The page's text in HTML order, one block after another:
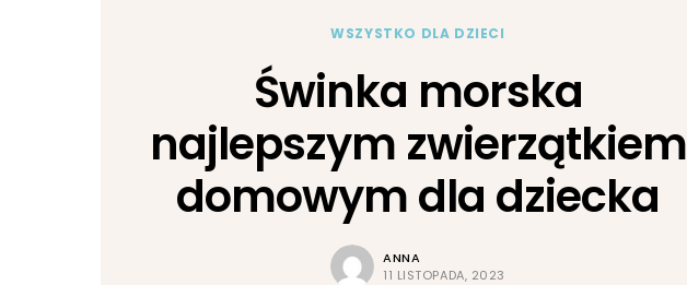
WSZYSTKO DLA DZIECI
Świnka morska
najlepszym zwierzątkiem
domowym dla dziecka
ANNA
11 LISTOPADA, 2023